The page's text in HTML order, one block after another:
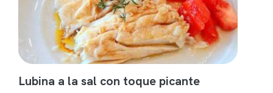
Lubina a la sal con toque picante